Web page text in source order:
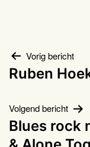
Bericht
Vorig bericht
Ruben
Volgend bericht
Blues rock